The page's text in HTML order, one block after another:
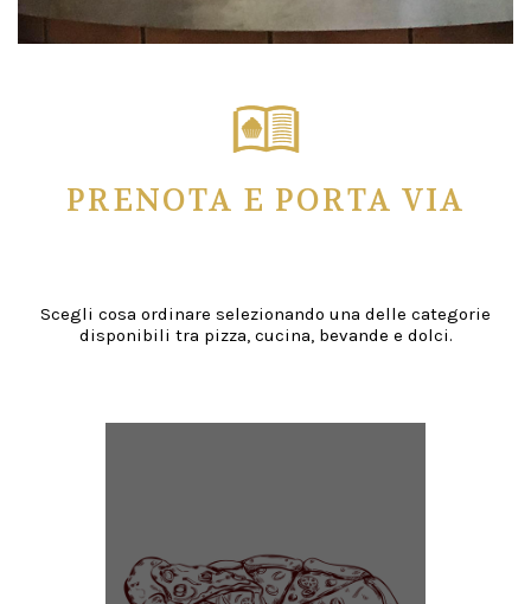
PRENOTA E PORTA VIA
Scegli cosa ordinare selezionando una delle categorie
disponibili tra pizza, cucina, bevande e dolci.